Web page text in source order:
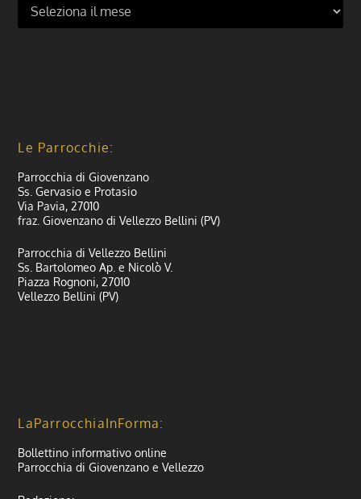
Le Parrocchie:
Parrocchia di Giovenzano
Ss. Gervasio e Protasio
Via Pavia, 27010
fraz. Giovenzano di Vellezzo Bellini (PV)
Parrocchia di Vellezzo Bellini
Ss. Bartolomeo Ap. e Nicolò V.
Piazza Rognoni, 27010
Vellezzo Bellini (PV)
LaParrocchiaInForma:
Bollettino informativo online
Parrocchia di Giovenzano e Vellezzo